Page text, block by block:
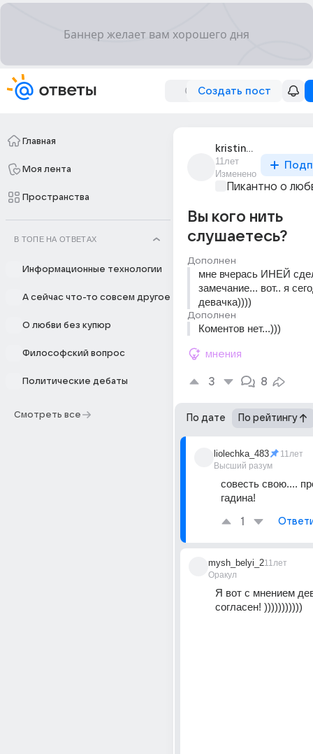
Создать пост
Главная
Моя лента
Пространства
В ТОПЕ НА ОТВЕТАХ
Информационные технологии
А сейчас что-то совсем другое
О любви без купюр
Философский вопрос
Политические дебаты
Смотреть все
kristina_8062
11лет
Изменено
Пикантно о
Вы кого нить
слушаетесь?
Дополнен
мне вчерась ИНЕЙ
замечание... вот.. я
девачка))))
Дополнен
Коментов нет...)))
мнения
3 8
По дате По рейтингу
liolechka_483
Высший разум
11лет
совесть свою....
гадина!
1
mysh_belyi_2
Оракул
11лет
Я вот с мнением
согласен! )))))))))))